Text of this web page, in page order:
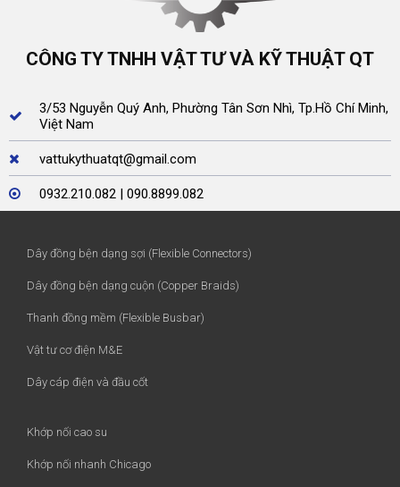
CÔNG TY TNHH VẬT TƯ VÀ KỸ THUẬT QT
3/53 Nguyễn Quý Anh, Phường Tân Sơn Nhì, Tp.Hồ Chí Minh,
Việt Nam
vattukythuatqt@gmail.com
0932.210.082 | 090.8899.082
Dây đồng bện dạng sợi (Flexible Connectors)
Dây đồng bện dạng cuộn (Copper Braids)
Thanh đồng mềm (Flexible Busbar)
Vật tư cơ điện M&E
Dây cáp điện và đầu cốt
Khớp nối cao su
Khớp nối nhanh Chicago